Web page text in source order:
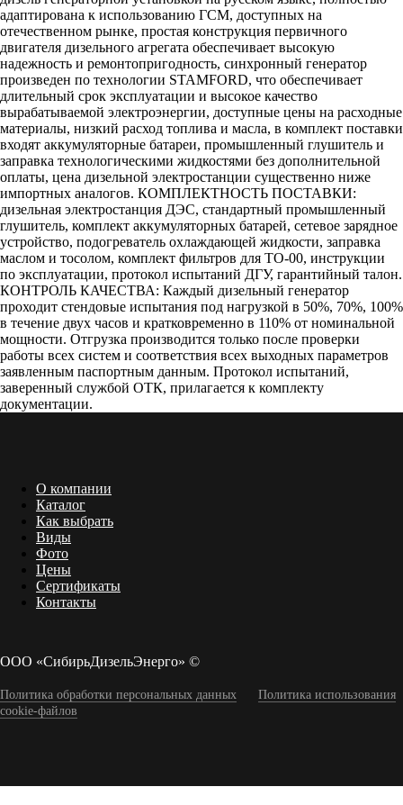
адаптирована к использованию ГСМ, доступных на
отечественном рынке, простая конструкция первичного
двигателя дизельного агрегата обеспечивает высокую
надежность и ремонтопригодность, синхронный генератор
произведен по технологии STAMFORD, что обеспечивает
длительный срок эксплуатации и высокое качество
вырабатываемой электроэнергии, доступные цены на расходные
материалы, низкий расход топлива и масла, в комплект поставки
входят аккумуляторные батареи, промышленный глушитель и
заправка технологическими жидкостями без дополнительной
оплаты, цена дизельной электростанции существенно ниже
импортных аналогов. КОМПЛЕКТНОСТЬ ПОСТАВКИ:
дизельная электростанция ДЭС, стандартный промышленный
глушитель, комплект аккумуляторных батарей, сетевое зарядное
устройство, подогреватель охлаждающей жидкости, заправка
маслом и тосолом, комплект фильтров для ТО-00, инструкции
по эксплуатации, протокол испытаний ДГУ, гарантийный талон.
КОНТРОЛЬ КАЧЕСТВА: Каждый дизельный генератор
проходит стендовые испытания под нагрузкой в 50%, 70%, 100%
в течение двух часов и кратковременно в 110% от номинальной
мощности. Отгрузка производится только после проверки
работы всех систем и соответствия всех выходных параметров
заявленным паспортным данным. Протокол испытаний,
заверенный службой ОТК, прилагается к комплекту
документации.
О компании
Каталог
Как выбрать
Виды
Фото
Цены
Сертификаты
Контакты
ООО «СибирьДизельЭнерго» ©
Политика обработки персональных данных
Политика использования
cookie-файлов